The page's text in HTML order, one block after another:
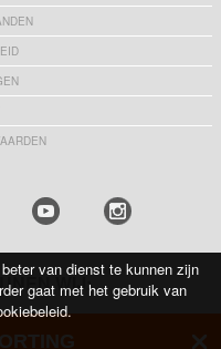
WIJ:
van dienst te kunnen zijn
gaat met het gebruik van